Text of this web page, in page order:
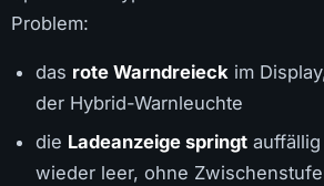
Problem:
das rote Warndreieck im
der Hybrid-Warnleuchte
die Ladeanzeige springt
wieder leer, ohne